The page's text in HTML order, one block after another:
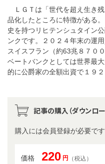
ＬＧＴは「世代を超え生き
品化したところに特徴がある
史を持つリヒテンシュタイン
ンクです。２０２４年末の運
スイスフラン（約63兆８７０
ベートバンクとしては世界最
的に公爵家の全額出資で１９
記事の購入（ダウンロー
購入には会員登録が必要です
価格 220 円 （税込）